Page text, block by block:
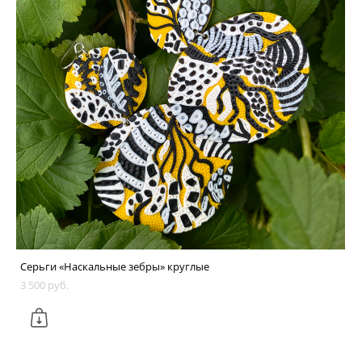
Серьги «Наскальные зебры» круглые
3 500 pуб.